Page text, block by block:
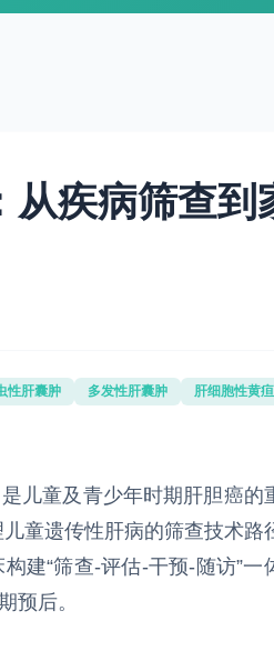
从疾病筛查到
性肝囊肿 多发性肝囊肿
肝细胞性黄疸
儿童及青少年时期肝胆癌的
童遗传性肝病的筛查技术路
建“筛查-评估-干预-随访”一
预后。